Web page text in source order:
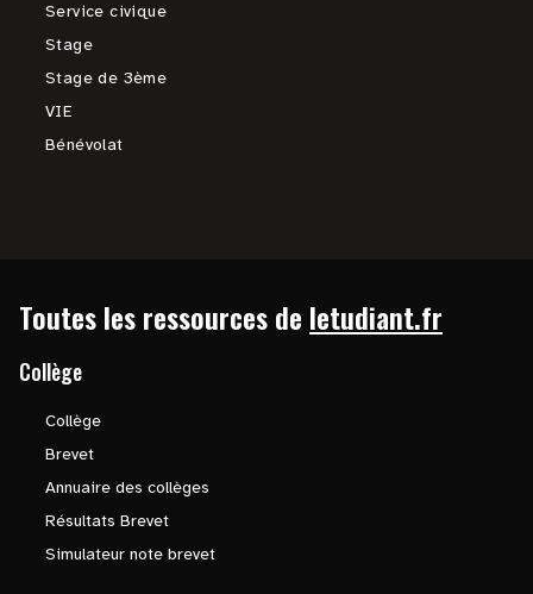
Service civique
Stage
Stage de 3ème
VIE
Bénévolat
Toutes les ressources de letudiant.fr
Collège
Collège
Brevet
Annuaire des collèges
Résultats Brevet
Simulateur note brevet